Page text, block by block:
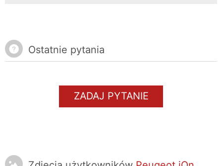
Ostatnie pytania
ZADAJ PYTANIE